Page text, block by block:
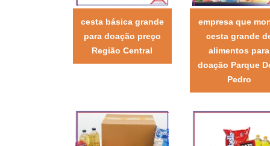
cesta básica grande
para doação preço
Região Central
empresa que
cesta grande
alimentos para
doação Parque
Pedro